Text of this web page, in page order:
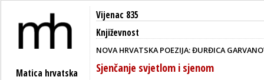
Matica hrvatska
Vijenac 835
Književnost
NOVA HRVATSKA POEZIJA: ĐURĐICA
Sjenčanje svjetlom i sjenom